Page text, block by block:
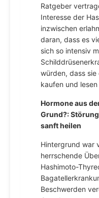
Ratgeber
Interesse der
inzwischen
daran, dass es
sich so intensiv
würden, dass
kaufen und
Hormone aus
Grund?:
sanft heilen
Hintergrund war
herrschende
Hashimoto-
Beschwerden